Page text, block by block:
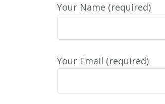
Your Name (required)
Your Email (required)